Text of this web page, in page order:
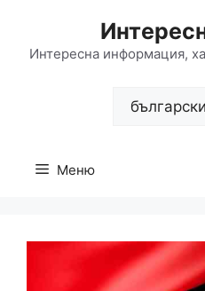
съдържанието
Интересна информация,
Изберете
език
Меню